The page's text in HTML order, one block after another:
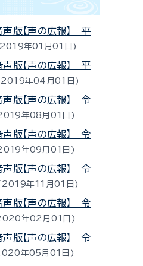
版【声の広報】 平
2019年01月01日
版【声の広報】 平
2019年04月01日
版【声の広報】 令
年08月01日
版【声の広報】 令
年09月01日
版【声の広報】 令
2019年11月01日
版【声の広報】 令
年02月01日
版【声の広報】 令
年05月01日